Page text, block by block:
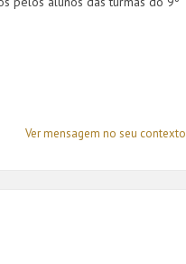
Ver mensagem no seu contexto